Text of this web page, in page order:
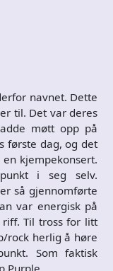
navnet. Dette
til. Det var deres
møtt opp på
første dag, og det
kjempekonsert.
i seg selv.
så gjennomførte
var energisk på
Til tross for litt
rock herlig å høre
Som faktisk